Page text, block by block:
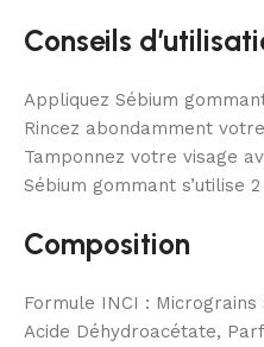
Conseils
Appliquez Sébium
Rincez abondamment
Tamponnez votre visage
Sébium gommant s’utilise
Composition
Formule INCI :
Acide Déhydroacétate,